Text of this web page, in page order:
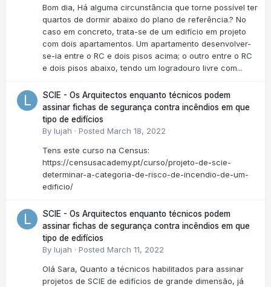
Bom dia, Há alguma circunstância que torne possível ter
quartos de dormir abaixo do plano de referência.? No
caso em concreto, trata-se de um edifício em projeto
com dois apartamentos. Um apartamento desenvolver-
se-ia entre o RC e dois pisos acima; o outro entre o RC
e dois pisos abaixo, tendo um logradouro livre com...
SCIE - Os Arquitectos enquanto técnicos podem
assinar fichas de segurança contra incêndios em que
tipo de edifícios
By lujah · Posted March 18, 2022
Tens este curso na Census:
https://censusacademy.pt/curso/projeto-de-scie-
determinar-a-categoria-de-risco-de-incendio-de-um-
edificio/
SCIE - Os Arquitectos enquanto técnicos podem
assinar fichas de segurança contra incêndios em que
tipo de edifícios
By lujah · Posted March 11, 2022
Olá Sara, Quanto a técnicos habilitados para assinar
projetos de SCIE de edifícios de grande dimensão, já